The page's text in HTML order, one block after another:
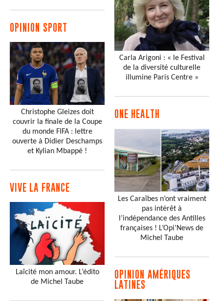
OPINION SPORT
Christophe Gleizes doit
couvrir la finale de la Coupe
du monde FIFA : lettre
ouverte à Didier Deschamps
et Kylian Mbappé !
VIVE LA FRANCE
Laïcité mon amour. L’édito
de Michel Taube
Carla Arigoni : « le Festival
de la diversité culturelle
illumine Paris Centre »
ONE HEALTH
Les Caraïbes n’ont vraiment
pas intérêt à
l’indépendance des Antilles
françaises ! L’Opi’News de
Michel Taube
OPINION AMÉRIQUES
LATINES